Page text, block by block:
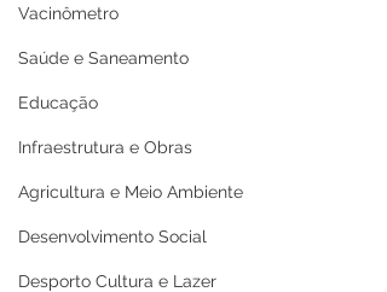
Vacinômetro
Saúde e Saneamento
Educação
Infraestrutura e Obras
Agricultura e Meio Ambiente
Desenvolvimento Social
Desporto Cultura e Lazer